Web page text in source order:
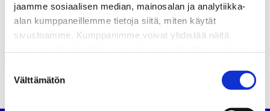
jaamme sosiaalisen median, mainosalan ja analytiikka-
alan kumppaneillemme tietoja siitä, miten käytät
sivustoamme. Kumppanimme voivat yhdistää näitä
valinta
Välttämätön
Webinaari: Liikenteen trendit 2020
2.11.2020 TAPAHTUMAT